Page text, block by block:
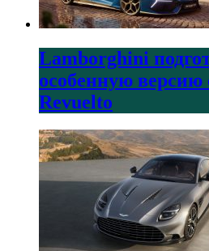
Lamborghini
особенную версию
Revuelto